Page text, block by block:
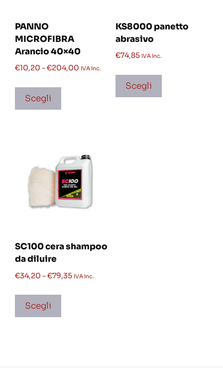
PANNO
MICROFIBRA
Arancio 40×40
€10,20 -€204,00 IVA Inc.
Scegli
KS8000 panetto
abrasivo
€74,85 IVA Inc.
Scegli
SC100 cera shampoo
da diluire
€34,20 -€79,35 IVA Inc.
Scegli